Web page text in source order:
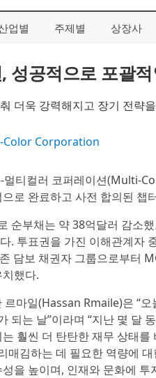
업별 주제별 상장사
성공적으로 포괄
더욱 강력해지고 장기 전략
Color Corporation
멀티컬러 코퍼레이션(Multi-
로 완료하고 사전 합의된 챕
순부채는 약 38억달러 감소
. 투표권을 가진 이해관계자
담보 채권자 그룹으로부터
했다.
마일(Hassan Rmaile)은 “
되는 날”이라며 “지난 몇 달
훨씬 더 탄탄한 재무 상태
매김하는 데 필요한 역량에
을 높이며, 인재와 문화에